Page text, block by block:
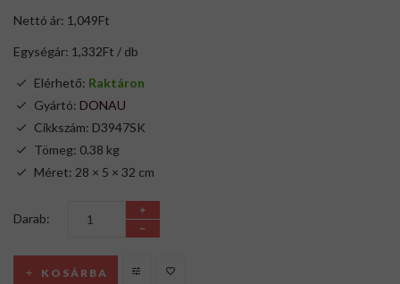
Nettó ár: 1,049Ft
Egységár: 1,332Ft / db
Elérhető: Raktáron
Gyártó: DONAU
Cikkszám: D3947SK
Tömeg: 0.38 kg
Méret: 28 × 5 × 32 cm
Darab:
KOSÁRBA